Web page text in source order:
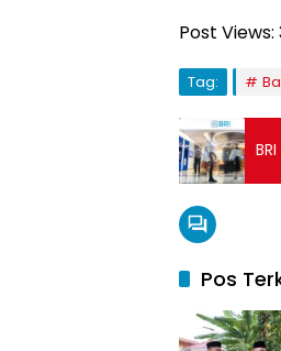
Post Views:
Tag:
Pos